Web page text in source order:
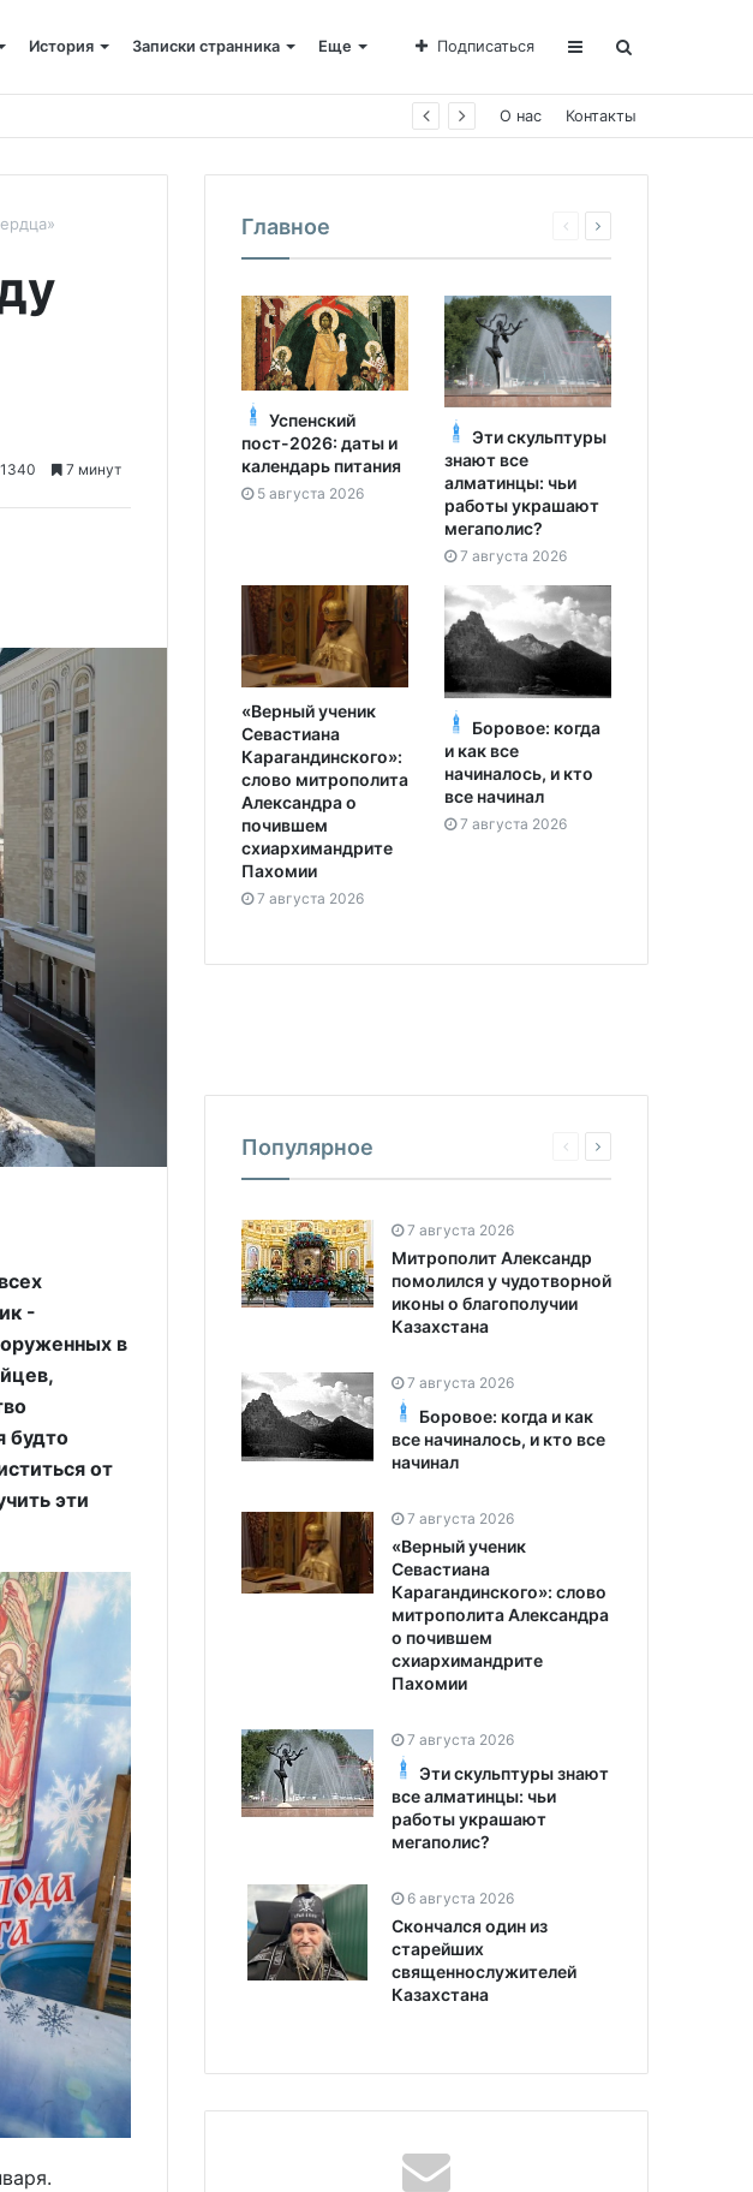
История Записки странника Еще Подписаться
схиархимандрите Пахомии О нас Контакты
1340 7 минут
-
в
будто
от
эти
Главное
Успенский
пост-2026: даты и
календарь питания
5 августа 2026
Эти скульптуры
знают все
алматинцы: чьи
работы украшают
мегаполис?
7 августа 2026
«Верный ученик
Севастиана
Карагандинского»:
слово митрополита
Александра о
почившем
схиархимандрите
Пахомии
7 августа 2026
Боровое: когда
и как все
начиналось, и кто
все начинал
7 августа 2026
Популярное
7 августа 2026
Митрополит Александр
помолился у чудотворной
иконы о благополучии
Казахстана
7 августа 2026
Боровое: когда и как
все начиналось, и кто все
начинал
7 августа 2026
«Верный ученик
Севастиана
Карагандинского»: слово
митрополита Александра
о почившем
схиархимандрите
Пахомии
7 августа 2026
Эти скульптуры знают
все алматинцы: чьи
работы украшают
мегаполис?
6 августа 2026
Скончался один из
старейших
священнослужителей
Казахстана